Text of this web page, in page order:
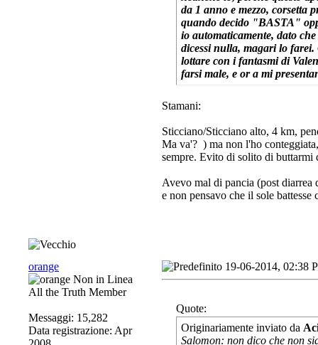
da 1 anno e mezzo, corsetta
quando decido "BASTA"
io automaticamente, dato
dicessi nulla, magari lo farei.
lottare con i fantasmi di
farsi male, e or a mi
Stamani:
Sticciano/Sticciano alto, 4 km,
Ma va'? ) ma non l'ho
sempre. Evito di solito di buttarmi
Avevo mal di pancia (post diarrea
e non pensavo che il sole battesse
orange
All the Truth Member
Messaggi: 15,282
Data registrazione: Apr
19-06-2014, 02:38
Quote:
Originariamente inviato da
Salomon: non dico che non